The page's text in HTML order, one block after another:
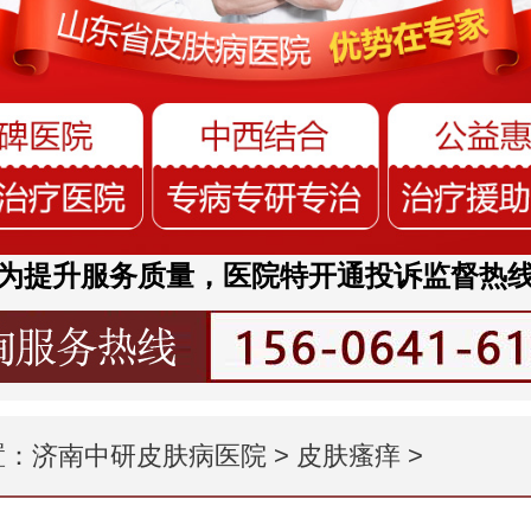
提升服务质量，医院特开通投诉监督热
济南中研皮肤病医院> 皮肤瘙痒>